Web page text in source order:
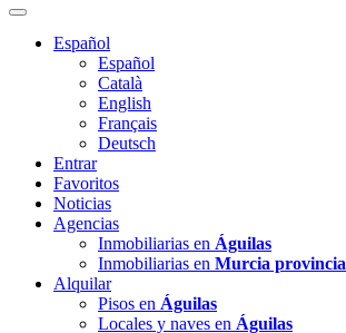
Español
Español
Català
English
Français
Deutsch
Entrar
Favoritos
Noticias
Agencias
Inmobiliarias en Águilas
Inmobiliarias en Murcia provincia
Alquilar
Pisos en Águilas
Locales y naves en Águilas